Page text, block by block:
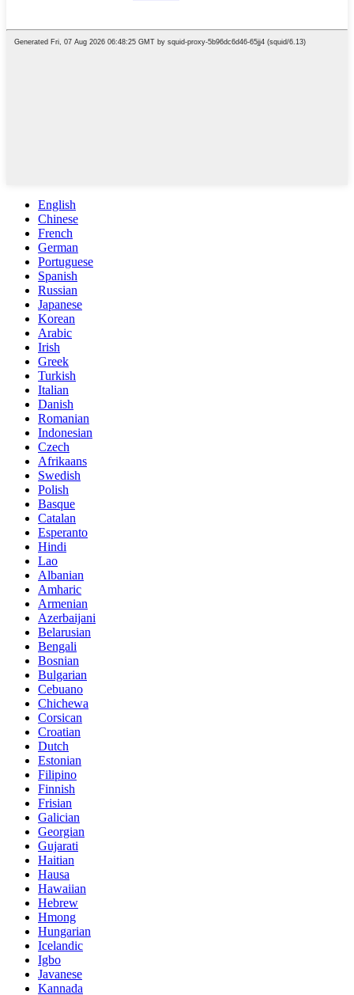
English
Chinese
French
German
Portuguese
Spanish
Russian
Japanese
Korean
Arabic
Irish
Greek
Turkish
Italian
Danish
Romanian
Indonesian
Czech
Afrikaans
Swedish
Polish
Basque
Catalan
Esperanto
Hindi
Lao
Albanian
Amharic
Armenian
Azerbaijani
Belarusian
Bengali
Bosnian
Bulgarian
Cebuano
Chichewa
Corsican
Croatian
Dutch
Estonian
Filipino
Finnish
Frisian
Galician
Georgian
Gujarati
Haitian
Hausa
Hawaiian
Hebrew
Hmong
Hungarian
Icelandic
Igbo
Javanese
Kannada